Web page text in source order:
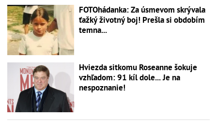
FOTOhádanka: Za úsmevom skrývala
ťažký životný boj! Prešla si obdobím
temna...
Hviezda sitkomu Roseanne šokuje
vzhľadom: 91 kíl dole... Je na
nespoznanie!